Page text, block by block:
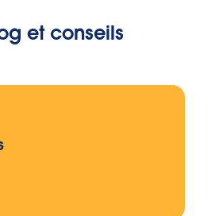
et conseils